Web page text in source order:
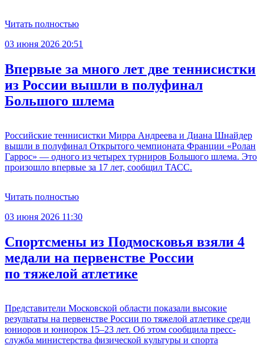
Читать полностью
03 июня 2026 20:51
Впервые за много лет две теннисистки
из России вышли в полуфинал
Большого шлема
Российские теннисистки Мирра Андреева и Диана Шнайдер
вышли в полуфинал Открытого чемпионата Франции «Ролан
Гаррос» — одного из четырех турниров Большого шлема. Это
произошло впервые за 17 лет, сообщил ТАСС.
Читать полностью
03 июня 2026 11:30
Спортсмены из Подмосковья взяли 4
медали на первенстве России
по тяжелой атлетике
Представители Московской области показали высокие
результаты на первенстве России по тяжелой атлетике среди
юниоров и юниорок 15–23 лет. Об этом сообщила пресс-
служба министерства физической культуры и спорта